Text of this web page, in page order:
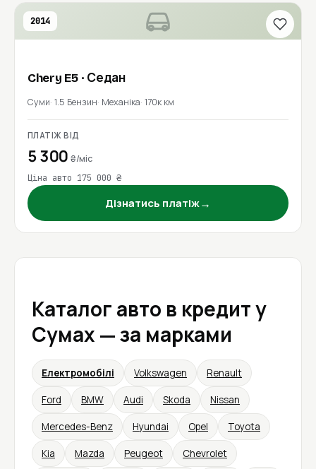
2014
Chery E5 · Седан
Суми 1.5 Бензин Механіка 170к км
ПЛАТІЖ ВІД
5 300₴/міс
Ціна авто 175 000 ₴
Дізнатись платіж→
Каталог авто в кредит у
Сумах — за марками
Електромобілі Volkswagen Renault
Ford BMW Audi Skoda Nissan
Mercedes-Benz Hyundai Opel Toyota
Kia Mazda Peugeot Chevrolet